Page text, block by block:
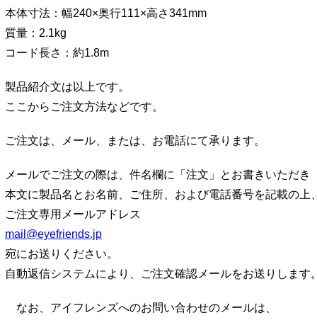
本体寸法：幅240×奥行111×高さ341mm
質量：2.1kg
コード長さ：約1.8m
製品紹介文は以上です。
ここからご注文方法などです。
ご注文は、メール、または、お電話にて承ります。
メールでご注文の際は、件名欄に「注文」とお書きいただき
本文に製品名とお名前、ご住所、および電話番号を記載の上、
ご注文専用メールアドレス
mail@eyefriends.jp
宛にお送りください。
自動返信システムにより、ご注文確認メールをお送りします。
なお、アイフレンズへのお問い合わせのメールは、